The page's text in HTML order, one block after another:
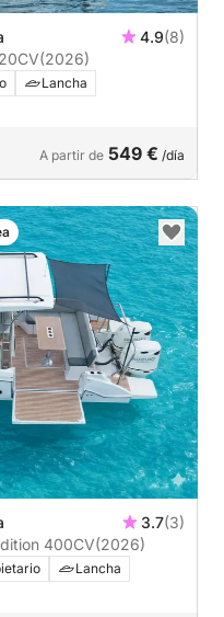
4.9(8)
Winns 248 Vista 320CV(2026)
Lancha
A partir de 549 € /día
3.7(3)
Lancha Beneteau Flyer 9 pilot édition 400CV(2026)
Lancha